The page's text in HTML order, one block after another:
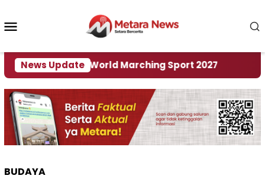
konten
News Update
Rumah World Marching Sport 2027
BUDAYA